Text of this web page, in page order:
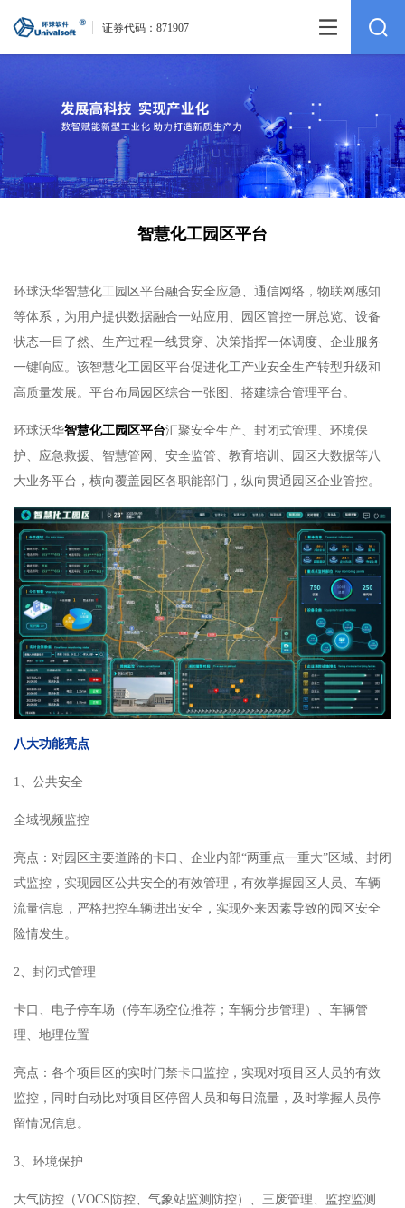
证券代码： 871907
智慧化工园区平台
环球沃华智慧化工园区平台融合安全应急、通信网络，物联网感知
等体系，为用户提供数据融合一站应用、园区管控一屏总览、设备
状态一目了然、生产过程一线贯穿、决策指挥一体调度、企业服务
一键响应。 该智慧化工园区平台促进化工产业安全生产转型升级和
高质量发展。平台布局园区综合一张图、搭建综合管理平台。
环球沃华智慧化工园区平台汇聚安全生产、封闭式管理、环境保
护、应急救援、智慧管网、安全监管、教育培训、园区大数据等八
大业务平台，横向覆盖园区各职能部门，纵向贯通园区企业管控。
八大功能亮点
1、公共安全
全域视频监控
亮点：对园区主要道路的卡口、企业内部“两重点一重大”区域、封闭
式监控，实现园区公共安全的有效管理，有效掌握园区人员、车辆
流量信息，严格把控车辆进出安全，实现外来因素导致的园区安全
险情发生。
2、封闭式管理
卡口、电子停车场（停车场空位推荐；车辆分步管理）、车辆管
理、地理位置
亮点：各个项目区的实时门禁卡口监控，实现对项目区人员的有效
监控，同时自动比对项目区停留人员和每日流量，及时掌握人员停
留情况信息。
3、环境保护
大气防控（VOCS防控、气象站监测防控）、三废管理、监控监测